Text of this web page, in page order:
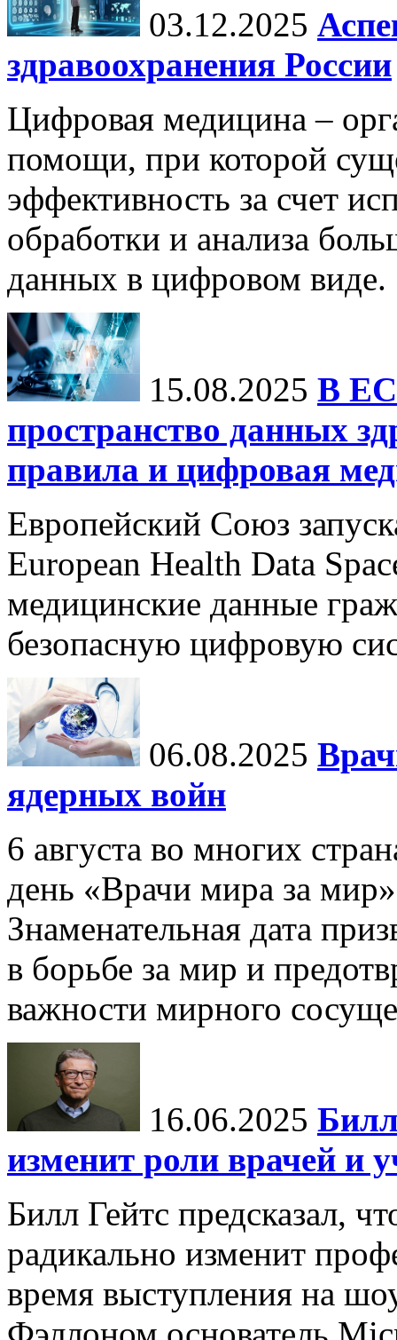
03.12.2025
здравоохранения России
Цифровая медицина –
помощи, при которой
эффективность за счет
обработки и анализа
данных в цифровом виде.
15.08.2025 В ЕС
пространство данных
правила и цифровая
Европейский Союз
European Health Data
медицинские данные
безопасную цифровую
06.08.2025
ядерных войн
6 августа во многих
день «Врачи мира за
Знаменательная дата
в борьбе за мир и
важности мирного
16.06.2025
изменит роли врачей и
Билл Гейтс предсказал,
радикально изменит
время выступления на